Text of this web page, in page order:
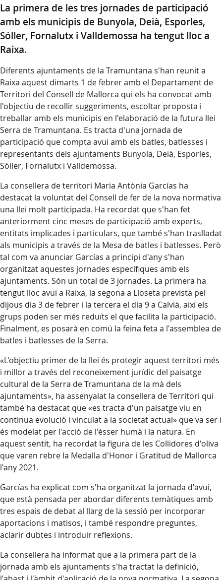
La primera de les tres jornades de participació
amb els municipis de Bunyola, Deià, Esporles,
Sóller, Fornalutx i Valldemossa ha tengut lloc a
Raixa.
Diferents ajuntaments de la Tramuntana s'han reunit a
Raixa aquest dimarts 1 de febrer amb el Departament de
Territori del Consell de Mallorca qui els ha convocat amb
l'objectiu de recollir suggeriments, escoltar proposta i
treballar amb els municipis en l'elaboració de la futura llei
Serra de Tramuntana. Es tracta d'una jornada de
participació que compta avui amb els batles, batlesses i
representants dels ajuntaments Bunyola, Deià, Esporles,
Sóller, Fornalutx i Valldemossa.
La consellera de territori Maria Antònia Garcías ha
destacat la voluntat del Consell de fer de la nova normativa
una llei molt participada. Ha recordat que s'han fet
anteriorment cinc meses de participació amb experts,
entitats implicades i particulars, que també s'han traslladat
als municipis a través de la Mesa de batles i batlesses. Però
tal com va anunciar Garcías a principi d'any s'han
organitzat aquestes jornades específiques amb els
ajuntaments. Són un total de 3 jornades. La primera ha
tengut lloc avui a Raixa, la segona a Lloseta prevista pel
dijous dia 3 de febrer i la tercera el dia 9 a Calvià, així els
grups poden ser més reduïts el que facilita la participació.
Finalment, es posarà en comú la feina feta a l'assemblea de
batles i batlesses de la Serra.
«L'objectiu primer de la llei és protegir aquest territori més
i millor a través del reconeixement jurídic del paisatge
cultural de la Serra de Tramuntana de la mà dels
ajuntaments», ha assenyalat la consellera de Territori qui
també ha destacat que «es tracta d'un paisatge viu en
continua evolució i vinculat a la societat actual» que va ser i
és modelat per l'acció de l'ésser humà i la natura. En
aquest sentit, ha recordat la figura de les Collidores d'oliva
que varen rebre la Medalla d'Honor i Gratitud de Mallorca
l'any 2021.
Garcías ha explicat com s'ha organitzat la jornada d'avui,
que està pensada per abordar diferents temàtiques amb
tres espais de debat al llarg de la sessió per incorporar
aportacions i matisos, i també respondre preguntes,
aclarir dubtes i introduir reflexions.
La consellera ha informat que a la primera part de la
jornada amb els ajuntaments s'ha tractat la definició,